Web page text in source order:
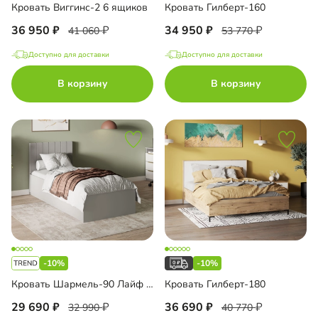
Кровать Виггинс-2 6 ящиков
36 950 41 060
Доступно для доставки
В корзину
Кровать Гилберт-160
34 950 53 770
Доступно для доставки
В корзину
-10%
Кровать Шармель-90 Лайф с мягким изголовьем
29 690 32 990
-10%
Кровать Гилберт-180
36 690 40 770